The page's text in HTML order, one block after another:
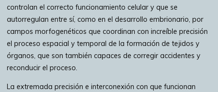
controlan el correcto funcionamiento celular y que se
autorregulan entre sí, como en el desarrollo embrionario, por
campos morfogenéticos que coordinan con increíble precisión
el proceso espacial y temporal de la formación de tejidos y
órganos, que son también capaces de corregir accidentes y
reconducir el proceso.
La extremada precisión e interconexión con que funcionan